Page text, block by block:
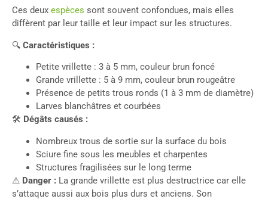
Ces deux espèces sont souvent confondues, mais elles
diffèrent par leur taille et leur impact sur les structures.
🔍 Caractéristiques :
Petite vrillette : 3 à 5 mm, couleur brun foncé
Grande vrillette : 5 à 9 mm, couleur brun rougeâtre
Présence de petits trous ronds (1 à 3 mm de diamètre)
Larves blanchâtres et courbées
🛠 Dégâts causés :
Nombreux trous de sortie sur la surface du bois
Sciure fine sous les meubles et charpentes
Structures fragilisées sur le long terme
⚠ Danger : La grande vrillette est plus destructrice car elle
s’attaque aussi aux bois plus durs et anciens. Son